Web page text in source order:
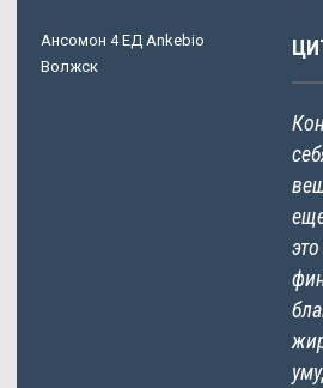
Ансомон 4 ЕД Ankebio
Волжск